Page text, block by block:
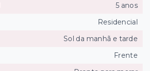
5 anos
Residencial
Sol da manhã e tarde
Frente